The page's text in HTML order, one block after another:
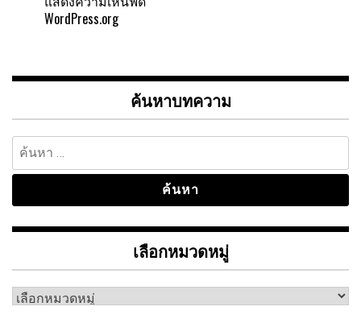
WordPress.org
ค้นหาบทความ
ค้นหา
สำหรับ:
เลือกหมวดหมู่
เลือก